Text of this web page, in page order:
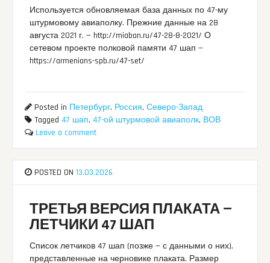
Используется обновляемая база данных по 47-му
штурмовому авиаполку. Прежние данные на 28
августа 2021 г. — http://miaban.ru/47-28-8-2021/ О
сетевом проекте полковой памяти 47 шап —
https://armenians-spb.ru/47-set/
Posted in Петербург, Россия,Северо-Запад
Tagged47 шап,47-ой штурмовой авиаполк, ВОВ
Leave a comment
POSTED ON13.03.2026
ТРЕТЬЯ ВЕРСИЯ ПЛАКАТА —
ЛЕТЧИКИ 47 ШАП
Список летчиков 47 шап (позже — с данными о них),
представленные на черновике плаката. Размер